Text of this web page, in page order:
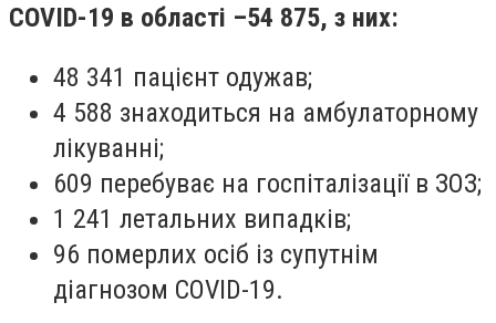
COVID-19 в області –54 875, з них:
48 341 пацієнт одужав;
4 588 знаходиться на амбулаторному
лікуванні;
609 перебуває на госпіталізації в ЗОЗ;
1 241 летальних випадків;
96 померлих осіб із супутнім
діагнозом COVID-19.